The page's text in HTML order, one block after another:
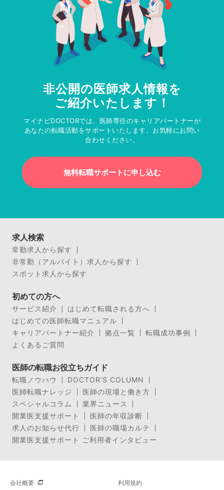
非公開の医師求人情報を
ご紹介いたします！
マイナビDOCTORでは、医師専任のキャリアパートナーが
あなたの転職活動をサポートいたします。お気軽にお問い
合わせください。
無料転職サポートに申し込む
求人検索
常勤求人から探す
非常勤（アルバイト）求人から探す
スポット求人から探す
初めての方へ
サービス紹介
はじめて転職される方へ
はじめての医師転職マニュアル
キャリアパートナー紹介
拠点一覧
転職成功事例
よくあるご質問
医師の転職お役立ちガイド
転職ノウハウ
DOCTOR’S COLUMN
医師転職ナレッジ
医師の現場と働き方
スペシャルコラム
業界ニュース
開業医支援サポート
医師の年収診断
求人のお知らせ代行
医師の職場カルテ
開業医支援サポート ご利用者インタビュー
会社概要 利用規約